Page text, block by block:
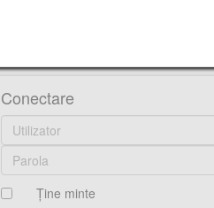
Conectare
Ţine minte